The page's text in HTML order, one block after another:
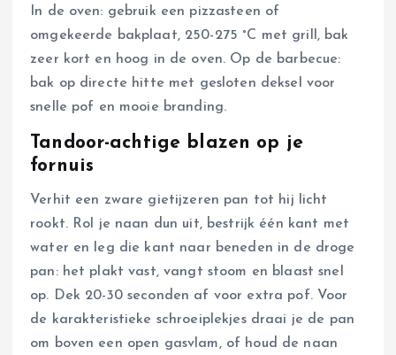
In de oven: gebruik een pizzasteen of
omgekeerde bakplaat, 250-275 °C met grill, bak
zeer kort en hoog in de oven. Op de barbecue:
bak op directe hitte met gesloten deksel voor
snelle pof en mooie branding.
Tandoor-achtige blazen op je
fornuis
Verhit een zware gietijzeren pan tot hij licht
rookt. Rol je naan dun uit, bestrijk één kant met
water en leg die kant naar beneden in de droge
pan: het plakt vast, vangt stoom en blaast snel
op. Dek 20-30 seconden af voor extra pof. Voor
de karakteristieke schroeiplekjes draai je de pan
om boven een open gasvlam, of houd de naan